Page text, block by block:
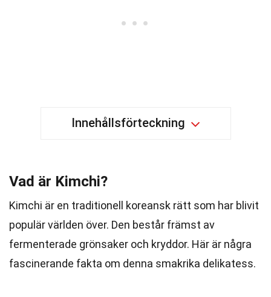
Innehållsförteckning
Vad är Kimchi?
Kimchi är en traditionell koreansk rätt som har blivit
populär världen över. Den består främst av
fermenterade grönsaker och kryddor. Här är några
fascinerande fakta om denna smakrika delikatess.